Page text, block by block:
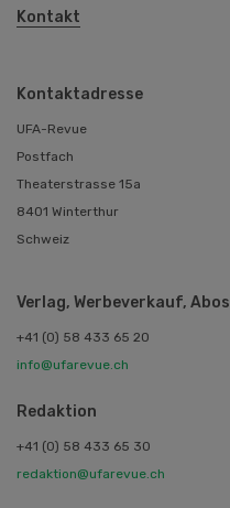
Kontakt
Kontaktadresse
UFA-Revue
Postfach
Theaterstrasse 15a
8401 Winterthur
Schweiz
Verlag, Werbeverkauf, Abos
+41 (0) 58 433 65 20
info@ufarevue.ch
Redaktion
+41 (0) 58 433 65 30
redaktion@ufarevue.ch